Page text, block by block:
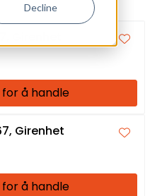
Decline
for å handle
Girenhet
for å handle